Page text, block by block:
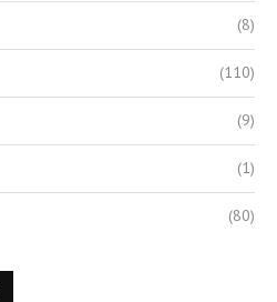
(8)
(110)
(9)
(1)
(80)